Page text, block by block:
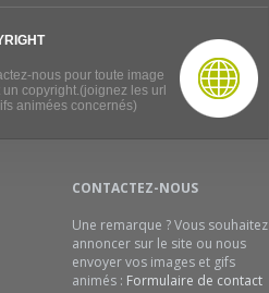
nous pour toute image
un copyright.(joignez les url
animées concernés)
CONTACTEZ-NOUS
Une remarque ? Vous souhaitez
annoncer sur le site ou nous
envoyer vos images et gifs
animés : Formulaire de contact